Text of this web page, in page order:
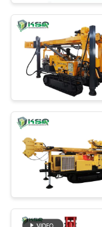
TUR
PABRIK
KONTROL
KUALITAS
HUBUNGI
KAMI
DTH